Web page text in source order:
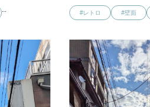
… #レトロ #壁面